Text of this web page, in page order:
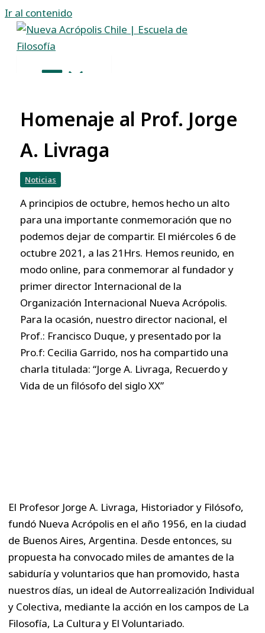
Ir al contenido
Homenaje al Prof. Jorge
A. Livraga
Noticias
A principios de octubre, hemos hecho un alto
para una importante conmemoración que no
podemos dejar de compartir. El miércoles 6 de
octubre 2021, a las 21Hrs. Hemos reunido, en
modo online, para conmemorar al fundador y
primer director Internacional de la
Organización Internacional Nueva Acrópolis.
Para la ocasión, nuestro director nacional, el
Prof.: Francisco Duque, y presentado por la
Pro.f: Cecilia Garrido, nos ha compartido una
charla titulada: “Jorge A. Livraga, Recuerdo y
Vida de un filósofo del siglo XX”
El Profesor Jorge A. Livraga, Historiador y Filósofo,
fundó Nueva Acrópolis en el año 1956, en la ciudad
de Buenos Aires, Argentina. Desde entonces, su
propuesta ha convocado miles de amantes de la
sabiduría y voluntarios que han promovido, hasta
nuestros días, un ideal de Autorrealización Individual
y Colectiva, mediante la acción en los campos de La
Filosofía, La Cultura y El Voluntariado.